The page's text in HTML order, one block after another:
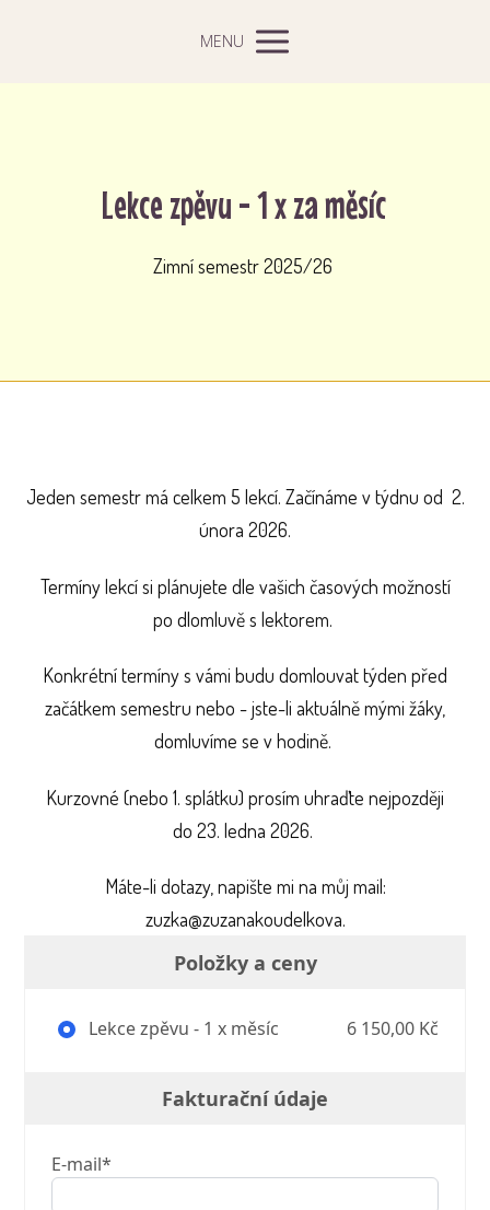
MENU
Lekce zpěvu - 1 x za měsíc
Zimní semestr 2025/26
Jeden semestr má celkem 5 lekcí. Začínáme v týdnu od 2.
února 2026.
Termíny lekcí si plánujete dle vašich časových možností
po dlomluvě s lektorem.
Konkrétní termíny s vámi budu domlouvat týden před
začátkem semestru nebo - jste-li aktuálně mými žáky,
domluvíme se v hodině.
Kurzovné (nebo 1. splátku) prosím uhraďte nejpozději
do 23. ledna 2026.
Máte-li dotazy, napište mi na můj mail:
zuzka@zuzanakoudelkova.
Položky a ceny
Lekce zpěvu - 1 x měsíc 6 150,00 Kč
Fakturační údaje
E-mail*